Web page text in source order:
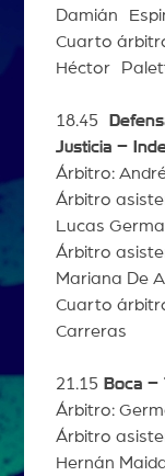
Damián
Cuarto
Héctor
18.45
Justicia –
Árbitro:
Árbitro
Lucas
Árbitro
Mariana De
Cuarto
Carreras
21.15 Boca –
Árbitro:
Árbitro
Hernán